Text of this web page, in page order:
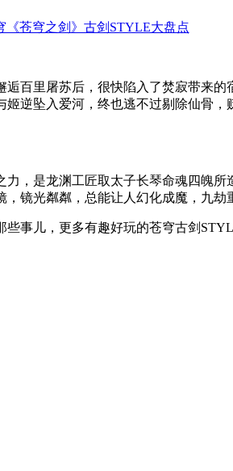
百里屠苏后，很快陷入了焚寂带来
逆坠入爱河，终也逃不过剔除仙骨
，是龙渊工匠取太子长琴命魂四魄
镜光粼粼，总能让人幻化成魔，九劫
事儿，更多有趣好玩的苍穹古剑